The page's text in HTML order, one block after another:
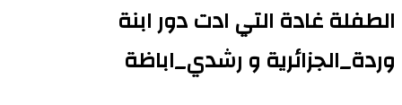
الطفلة غادة التي ادت دور ابنة
وردة_الجزائرية و رشدي_اباظة